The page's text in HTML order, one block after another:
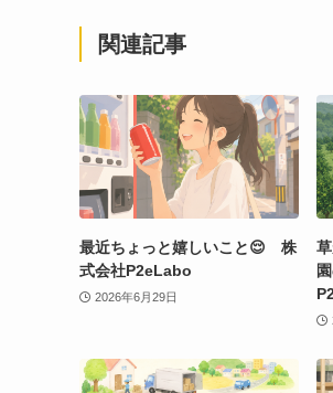
関連記事
最近ちょっと嬉しいこと😌 株
式会社P2eLabo
2026年6月29日